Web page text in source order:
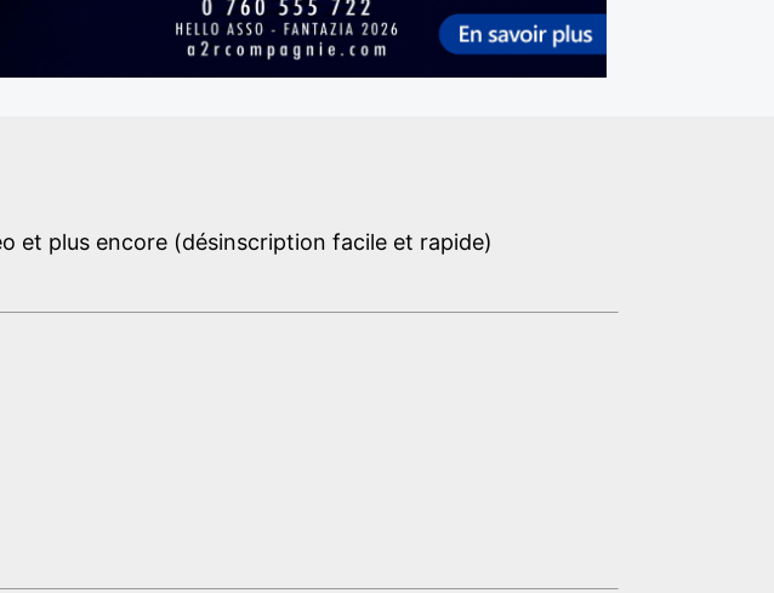
et plus encore (désinscription facile et rapide)